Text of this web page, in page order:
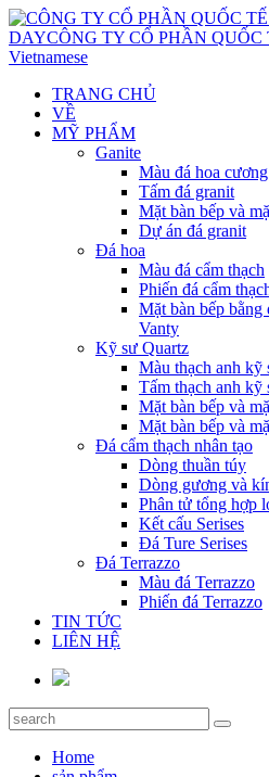
Vietnamese
TRANG CHỦ
VỀ
MỸ PHẨM
Ganite
Màu đá hoa cương
Tấm đá granit
Mặt bàn bếp và
Dự án đá granit
Đá hoa
Màu đá cẩm thạch
Phiến đá cẩm
Mặt bàn bếp bằng
Vanty
Kỹ sư Quartz
Màu thạch anh kỹ
Tấm thạch anh kỹ
Mặt bàn bếp và
Mặt bàn bếp và
Đá cẩm thạch nhân tạo
Dòng thuần túy
Dòng gương và
Phân tử tổng hợp
Kết cấu Serises
Đá Ture Serises
Đá Terrazzo
Màu đá Terrazzo
Phiến đá Terrazzo
TIN TỨC
LIÊN HỆ
Home